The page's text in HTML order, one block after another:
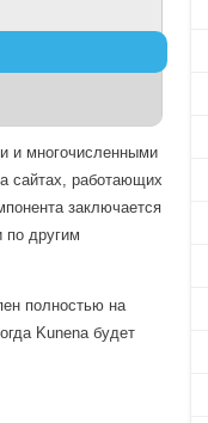
и многочисленными
сайтах, работающих
заключается
по другим
полностью на
Kunena будет